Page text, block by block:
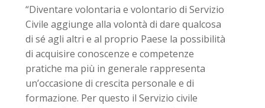
“Diventare volontaria e volontario di Servizio
Civile aggiunge alla volontà di dare qualcosa
di sé agli altri e al proprio Paese la possibilità
di acquisire conoscenze e competenze
pratiche ma più in generale rappresenta
un’occasione di crescita personale e di
formazione. Per questo il Servizio civile